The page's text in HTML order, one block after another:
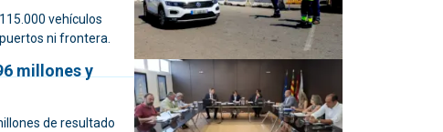
vehículos
ni frontera.
millones y
de resultado